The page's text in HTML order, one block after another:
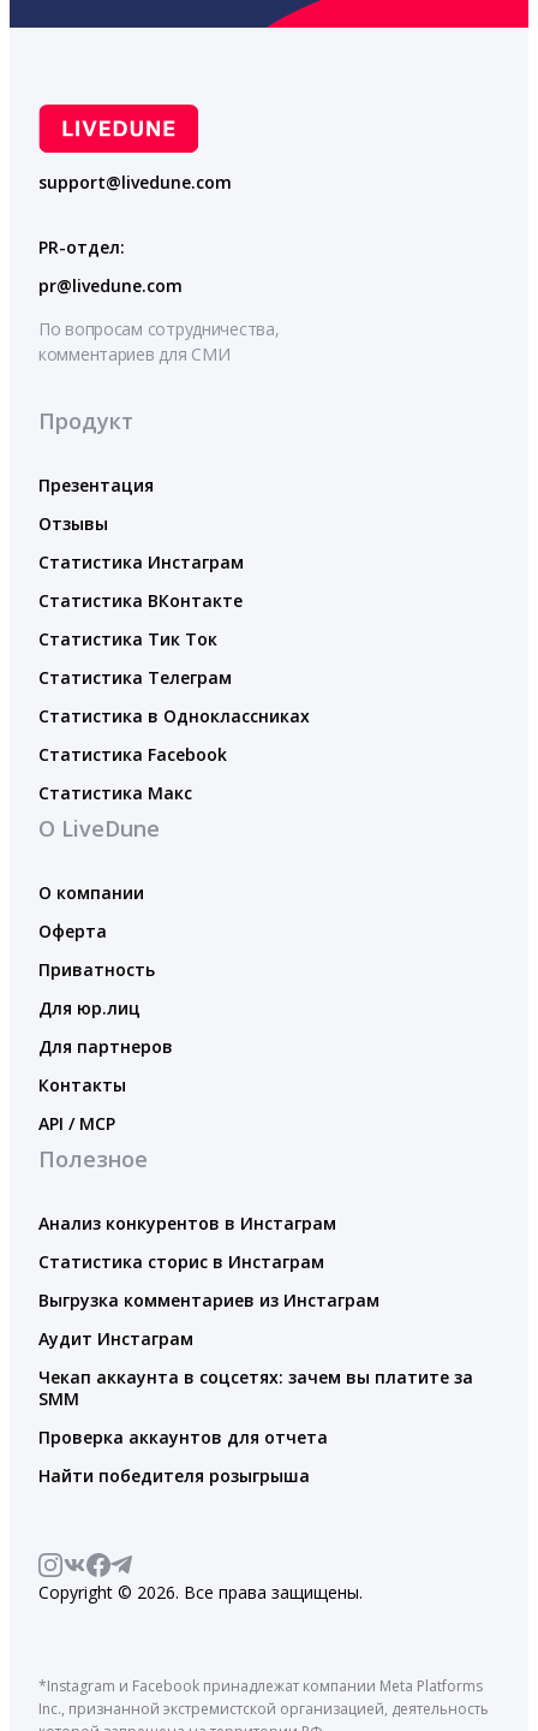
support@livedune.com
PR-отдел:
pr@livedune.com
По вопросам сотрудничества,
комментариев для СМИ
Продукт
Презентация
Отзывы
Статистика Инстаграм
Статистика ВКонтакте
Статистика Тик Ток
Статистика Телеграм
Статистика в Одноклассниках
Статистика Facebook
Статистика Макс
О LiveDune
О компании
Оферта
Приватность
Для юр.лиц
Для партнеров
Контакты
API / MCP
Полезное
Анализ конкурентов в Инстаграм
Статистика сторис в Инстаграм
Выгрузка комментариев из Инстаграм
Аудит Инстаграм
Чекап аккаунта в соцсетях: зачем вы платите за
SMM
Проверка аккаунтов для отчета
Найти победителя розыгрыша
Copyright © 2026. Все права защищены.
*Instagram и Facebook принадлежат компании Meta Platforms
Inc., признанной экстремистской организацией, деятельность